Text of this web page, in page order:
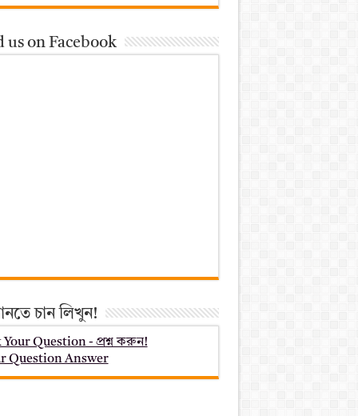
us on Facebook
চান লিখুন!
Your Question - প্রশ্ন করুন!
Question Answer